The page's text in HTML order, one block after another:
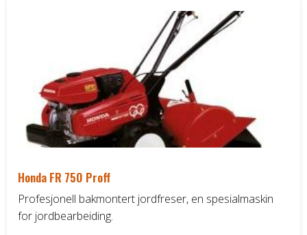
Honda FR 750 Proff
Profesjonell bakmontert jordfreser, en spesialmaskin
for jordbearbeiding.